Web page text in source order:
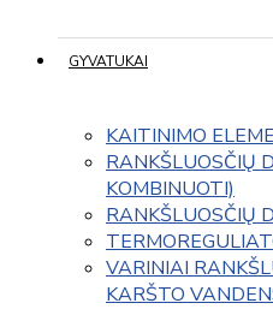
GYVATUKAI
KAITINIMO
RANKŠLUOSČIŲ
KOMBINUOTI)
RANKŠLUOSČIŲ
VARINIAI
KARŠTO